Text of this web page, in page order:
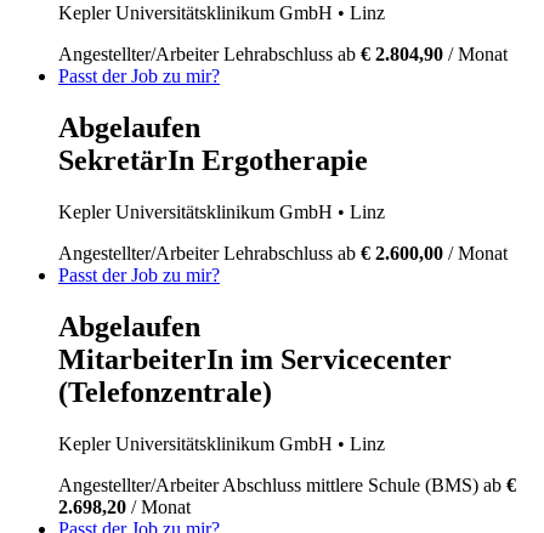
Kepler Universitätsklinikum GmbH • Linz
Angestellter/ArbeiterLehrabschluss ab € 2.804,90 / Monat
Passt der Job zu mir?
Abgelaufen
SekretärIn Ergotherapie
Kepler Universitätsklinikum GmbH • Linz
Angestellter/ArbeiterLehrabschluss ab € 2.600,00 / Monat
Passt der Job zu mir?
Abgelaufen
MitarbeiterIn im Servicecenter
(Telefonzentrale)
Kepler Universitätsklinikum GmbH • Linz
Angestellter/ArbeiterAbschluss mittlere Schule (BMS) ab €
2.698,20 / Monat
Passt der Job zu mir?